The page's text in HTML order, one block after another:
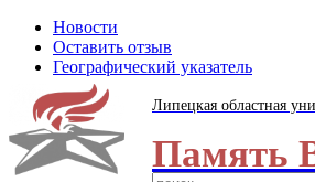
Новости
Оставить отзыв
Географический указатель
Липецкая областная
Память